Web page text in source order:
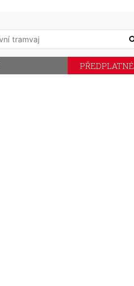
PŘEDPLATNÉ